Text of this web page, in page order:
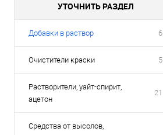
УТОЧНИТЬ РАЗДЕЛ
Добавки в раствор 6
Очистители краски 5
Растворители, уайт-спирит,
ацетон
21
Средства от высолов,